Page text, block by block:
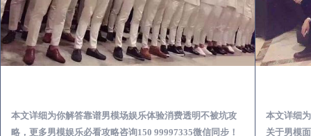
本文详细为你解答靠谱男模场娱乐体验消费透明不被坑攻
略，更多男模娱乐必看攻略咨询150 99997335微信同步！
本文详细
关于男模